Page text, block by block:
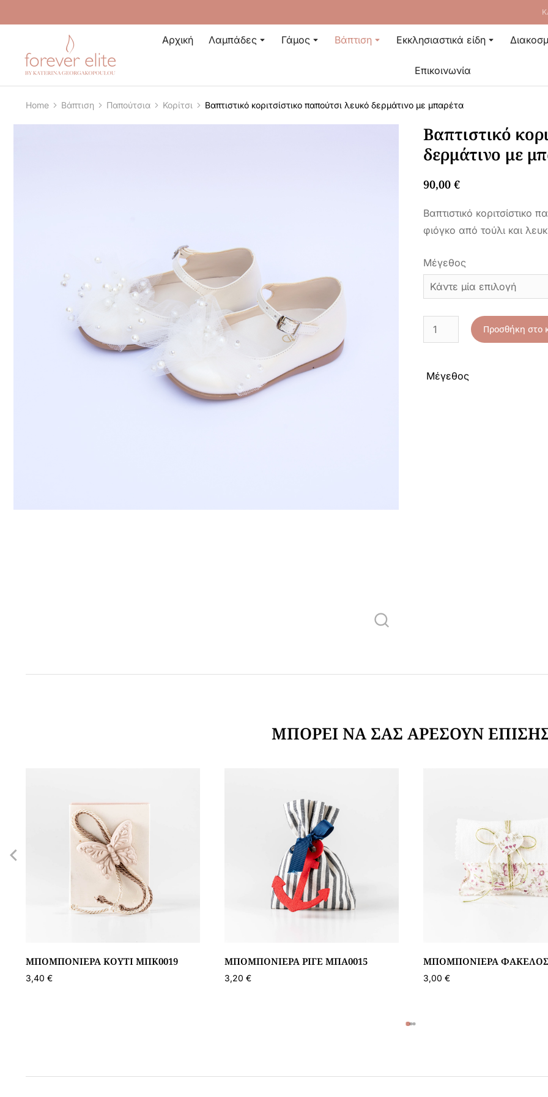
Αρχική Λαμπάδες Γάμος Βάπτιση Εκκλησιαστικά είδη
Επικοινωνία
You are here:
Home Βάπτιση Παπούτσια Κορίτσι Βαπτιστικό κοριτσίστικο παπούτσι λευκό δερμάτινο με μπαρέτα
Βαπτιστικό
δερμάτινο με
90,00 €
Βαπτιστικό κοριτσίστικο
φιόγκο από τούλι και
Μέγεθος
Προσθήκη στο
Μέγεθος
ΜΠΟΡΕΊ ΝΑ ΣΑΣ ΑΡΈΣΟΥΝ
ΜΠΟΜΠΟΝΙΈΡΑ ΚΟΥΤΊ ΜΠΚ0019
3,40 €
ΜΠΟΜΠΟΝΙΈΡΑ ΡΙΓΈ ΜΠΑ0015
3,20 €
ΜΠΟΜΠΟΝΙΈΡΑ ΦΆΚΕΛΟΣ
3,00 €